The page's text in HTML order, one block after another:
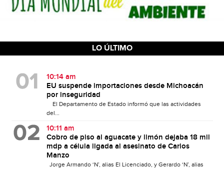
LO ÚLTIMO
10:14 am
EU suspende importaciones desde Michoacán
por inseguridad
El Departamento de Estado informó que las actividades
del...
10:11 am
Cobro de piso al aguacate y limón dejaba 18 mil
mdp a célula ligada al asesinato de Carlos
Manzo
Jorge Armando ‘N’, alias El Licenciado, y Gerardo ‘N’, alias